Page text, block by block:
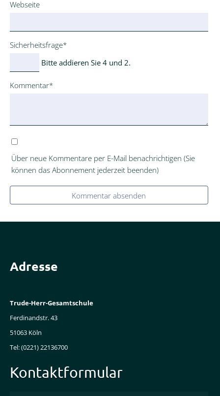
Webseite
Pflichtfeld
Sicherheitsfrage*
Bitte addieren Sie 4 und 2.
Pflichtfeld
Kommentar*
Über neue Kommentare per E-Mail benachrichtigen (Sie
können das Abonnement jederzeit beenden)
Kommentar absenden
Adresse
Trude-Herr-Gesamtschule
Ferdinandstr. 43
51063 Köln
Tel: (0221) 22136700
Kontaktformular